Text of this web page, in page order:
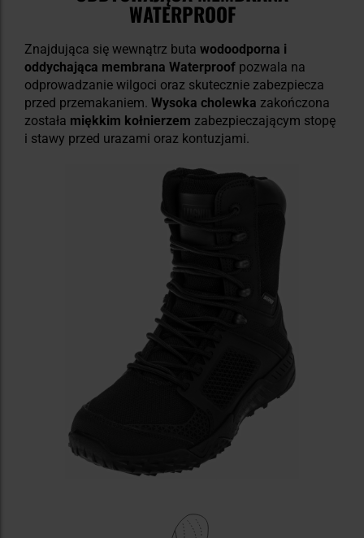
WATERPROOF
Znajdująca się wewnątrz buta wodoodporna i
oddychająca membrana Waterproof pozwala na
odprowadzanie wilgoci oraz skutecznie zabezpiecza
przed przemakaniem. Wysoka cholewka zakończona
została miękkim kołnierzem zabezpieczającym stopę
i stawy przed urazami oraz kontuzjami.